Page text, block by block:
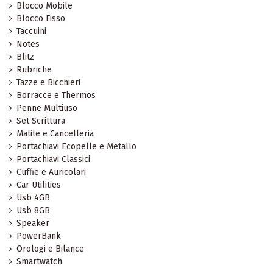
Blocco Mobile
Blocco Fisso
Taccuini
Notes
Blitz
Rubriche
Tazze e Bicchieri
Borracce e Thermos
Penne Multiuso
Set Scrittura
Matite e Cancelleria
Portachiavi Ecopelle e Metallo
Portachiavi Classici
Cuffie e Auricolari
Car Utilities
Usb 4GB
Usb 8GB
Speaker
PowerBank
Orologi e Bilance
Smartwatch